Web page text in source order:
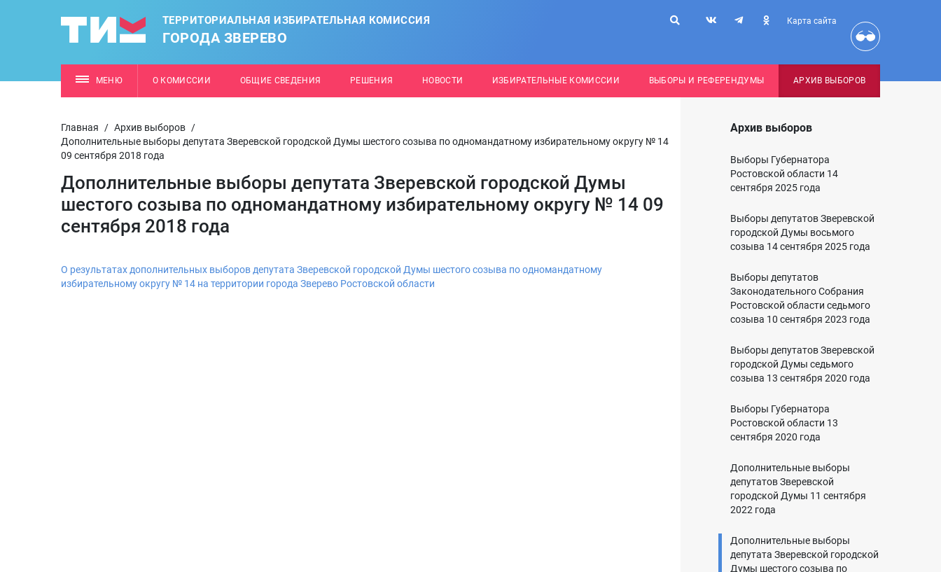
ТЕРРИТОРИАЛЬНАЯ ИЗБИРАТЕЛЬНАЯ КОМИССИЯ
ГОРОДА ЗВЕРЕВО
Карта сайта
МЕНЮ О КОМИССИИ ОБЩИЕ СВЕДЕНИЯ РЕШЕНИЯ НОВОСТИ ИЗБИРАТЕЛЬНЫЕ КОМИССИИ ВЫБОРЫ И РЕФЕРЕНДУМЫ АРХИВ ВЫБОРОВ
Главная / Архив выборов /
Дополнительные выборы депутата Зверевской городской Думы шестого созыва по одномандатному избирательному округу № 14
09 сентября 2018 года
Дополнительные выборы депутата Зверевской городской Думы
шестого созыва по одномандатному избирательному округу № 14 09
сентября 2018 года
О результатах дополнительных выборов депутата Зверевской городской Думы шестого созыва по одномандатному
избирательному округу № 14 на территории города Зверево Ростовской области
Архив выборов
Выборы Губернатора
Ростовской области 14
сентября 2025 года
Выборы депутатов Зверевской
городской Думы восьмого
созыва 14 сентября 2025 года
Выборы депутатов
Законодательного Собрания
Ростовской области седьмого
созыва 10 сентября 2023 года
Выборы депутатов Зверевской
городской Думы седьмого
созыва 13 сентября 2020 года
Выборы Губернатора
Ростовской области 13
сентября 2020 года
Дополнительные выборы
депутатов Зверевской
городской Думы 11 сентября
2022 года
Дополнительные выборы
депутата Зверевской городской
Думы шестого созыва по